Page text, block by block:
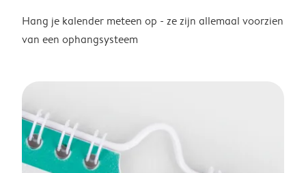
Hang je kalender meteen op - ze zijn allemaal voorzien
van een ophangsysteem